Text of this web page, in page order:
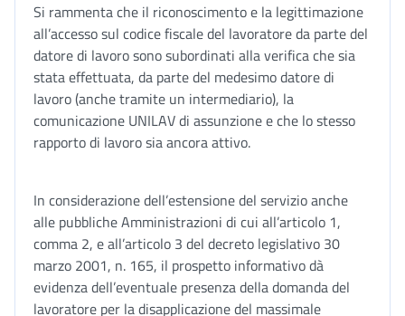
Si rammenta che il riconoscimento e la legittimazione
all’accesso sul codice fiscale del lavoratore da parte del
datore di lavoro sono subordinati alla verifica che sia
stata effettuata, da parte del medesimo datore di
lavoro (anche tramite un intermediario), la
comunicazione UNILAV di assunzione e che lo stesso
rapporto di lavoro sia ancora attivo.
In considerazione dell’estensione del servizio anche
alle pubbliche Amministrazioni di cui all’articolo 1,
comma 2, e all’articolo 3 del decreto legislativo 30
marzo 2001, n. 165, il prospetto informativo dà
evidenza dell’eventuale presenza della domanda del
lavoratore per la disapplicazione del massimale